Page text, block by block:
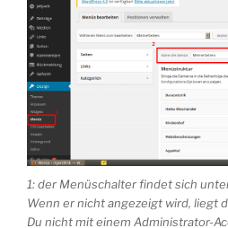
1: der Menüschalter findet sich
Wenn er nicht angezeigt wird, liegt
Du nicht mit einem Administrator-